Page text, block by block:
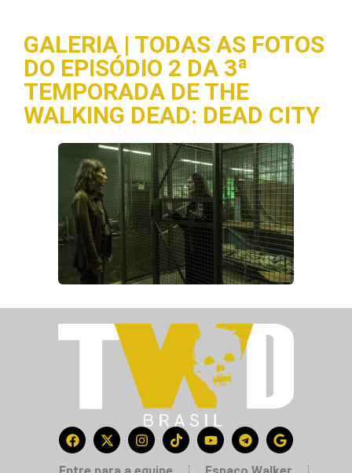
GALERIA | TODAS AS FOTOS
DO EPISÓDIO 2 DA 3ª
TEMPORADA DE THE
WALKING DEAD: DEAD CITY